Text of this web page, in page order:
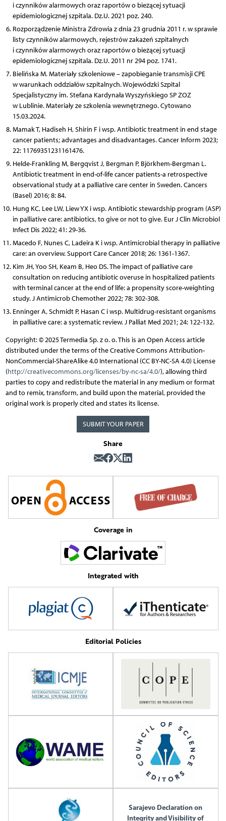
i czynników alarmowych oraz raportów o bieżącej sytuacji
epidemiologicznej szpitala. Dz.U. 2021 poz. 240.
Rozporządzenie Ministra Zdrowia z dnia 23 grudnia 2011 r. w sprawie
listy czynników alarmowych, rejestrów zakażeń szpitalnych
i czynników alarmowych oraz raportów o bieżącej sytuacji
epidemiologicznej szpitala. Dz.U. 2011 nr 294 poz. 1741.
Bielińska M. Materiały szkoleniowe – zapobieganie transmisji CPE
w warunkach oddziałów szpitalnych. Wojewódzki Szpital
Specjalistyczny im. Stefana Kardynała Wyszyńskiego SP ZOZ
w Lublinie. Materiały ze szkolenia wewnętrznego. Cytowano
15.03.2024.
Mamak T, Hadiseh H, Shirin F i wsp. Antibiotic treatment in end stage
cancer patients; advantages and disadvantages. Cancer Inform 2023;
22: 11769351231161476.
Helde-Frankling M, Bergqvist J, Bergman P, Björkhem-Bergman L.
Antibiotic treatment in end-of-life cancer patients-a retrospective
observational study at a palliative care center in Sweden. Cancers
(Basel) 2016; 8: 84.
Hung KC, Lee LW, Liew YX i wsp. Antibiotic stewardship program (ASP)
in palliative care: antibiotics, to give or not to give. Eur J Clin Microbiol
Infect Dis 2022; 41: 29-36.
Macedo F, Nunes C, Ladeira K i wsp. Antimicrobial therapy in palliative
care: an overview. Support Care Cancer 2018; 26: 1361-1367.
Kim JH, Yoo SH, Keam B, Heo DS. The impact of palliative care
consultation on reducing antibiotic overuse in hospitalized patients
with terminal cancer at the end of life: a propensity score-weighting
study. J Antimicrob Chemother 2022; 78: 302-308.
Enninger A, Schmidt P, Hasan C i wsp. Multidrug-resistant organisms
in palliative care: a systematic review. J Palliat Med 2021; 24: 122-132.
Copyright: © 2025 Termedia Sp. z o. o. This is an Open Access article
distributed under the terms of the Creative Commons Attribution-
NonCommercial-ShareAlike 4.0 International (CC BY-NC-SA 4.0) License
(http://creativecommons.org/licenses/by-nc-sa/4.0/), allowing third
parties to copy and redistribute the material in any medium or format
and to remix, transform, and build upon the material, provided the
original work is properly cited and states its license.
SUBMIT YOUR PAPER
Share
Coverage in
Integrated with
Editorial Policies
Sarajevo Declaration on
Integrity and Visibility of